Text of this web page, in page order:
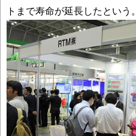
トまで寿命が延長したという。